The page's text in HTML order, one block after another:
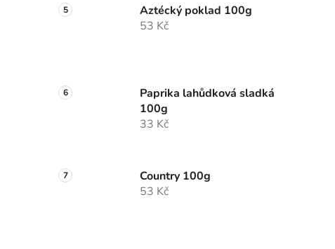
Aztécký poklad 100g
53 Kč
Paprika lahůdková sladká
100g
33 Kč
Country 100g
53 Kč